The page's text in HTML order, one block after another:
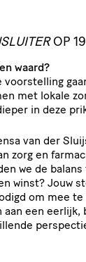
OP
waard?
voorstelling
met lokale
in deze
van der
zorg en
we de
winst? Jouw
om mee te
aan een eerlijk,